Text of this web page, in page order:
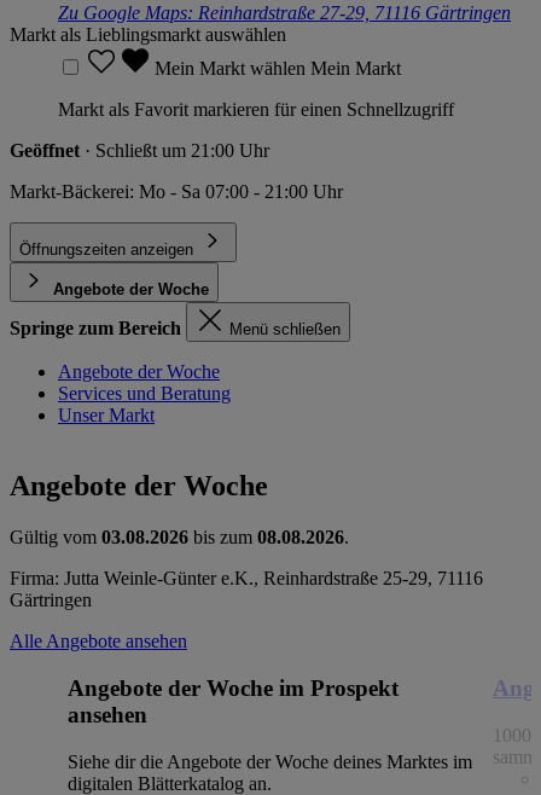
Zu Google Maps: Reinhardstraße 27-29, 71116 Gärtringen
Markt als Lieblingsmarkt auswählen
Mein Markt wählen Mein Markt
Markt als Favorit markieren für einen Schnellzugriff
Geöffnet · Schließt um 21:00 Uhr
Markt-Bäckerei: Mo - Sa 07:00 - 21:00 Uhr
Öffnungszeiten anzeigen
Angebote der Woche
Springe zum Bereich Menü schließen
Angebote der Woche
Services und Beratung
Unser Markt
Angebote der Woche
Gültig vom 03.08.2026 bis zum 08.08.2026.
Firma: Jutta Weinle-Günter e.K., Reinhardstraße 25-29, 71116
Gärtringen
Alle Angebote ansehen
Angebote der Woche im Prospekt
ansehen
Siehe dir die Angebote der Woche deines Marktes im
digitalen Blätterkatalog an.
1000